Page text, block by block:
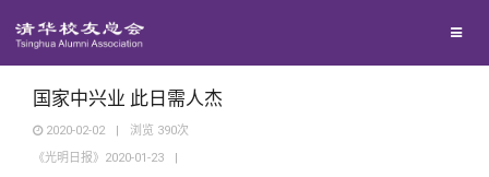
西南联大校友会
回馈母校
国家中兴业 此日需人杰
2020-02-02 | 浏览 390次
《光明日报》2020-01-23
|